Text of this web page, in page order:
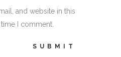
and website in this
I comment.